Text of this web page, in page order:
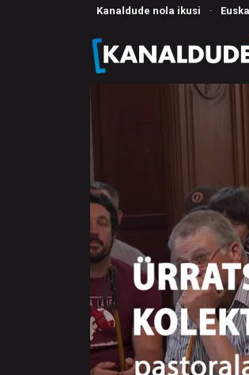
Kanaldude nola ikusi ·